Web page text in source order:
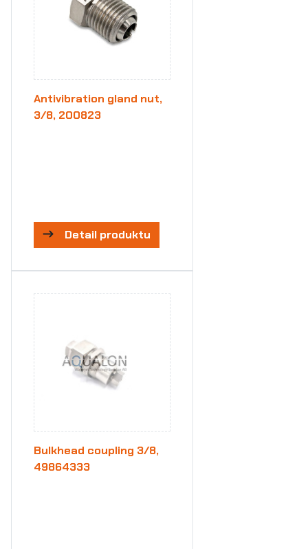
Antivibration gland nut,
3/8, 200823
Detail produktu
Bulkhead coupling 3/8,
49864333